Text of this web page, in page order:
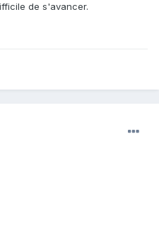
de s'avancer.